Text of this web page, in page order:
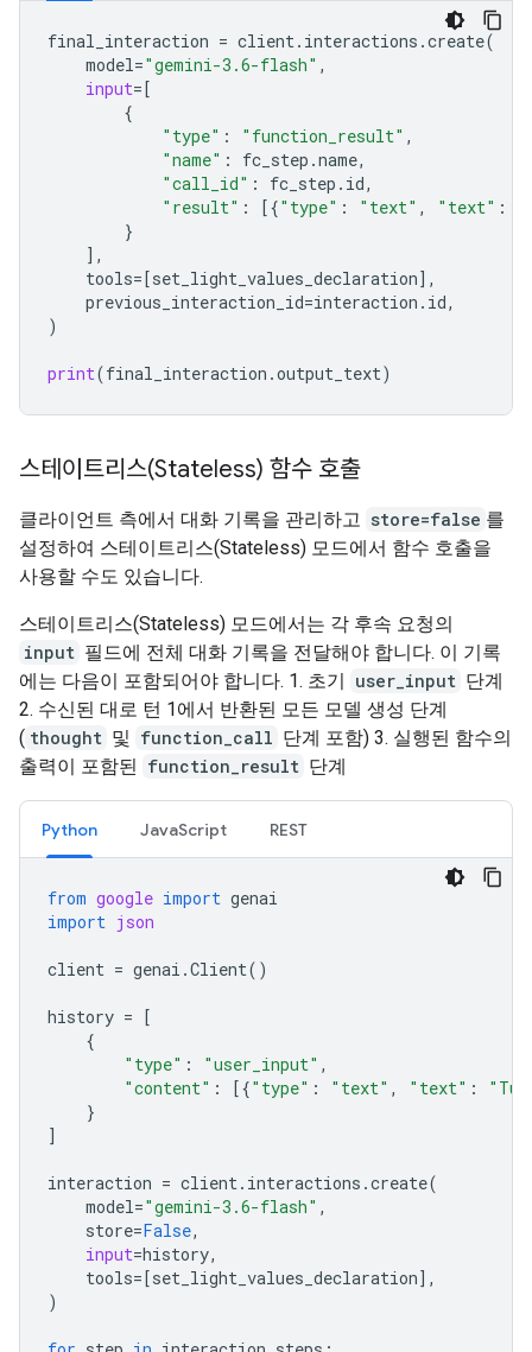
final_interaction = client. interactions .create(
model="gemini-3.6-flash" ,
input= [
{
"type" : "function_result" ,
"name" : fc_step .name,
"call_id" : fc_step . id,
"result" : [{"type" : "text" , "text" :
}
],
tools= [set_light_values_declaration],
previous_interaction_id=interaction . id,
)
print(final_interaction .output_text)
스테이트리스(Stateless) 함수 호출
클라이언트 측에서 대화 기록을 관리하고 store=false 를
설정하여 스테이트리스(Stateless) 모드에서 함수 호출을
사용할 수도 있습니다.
스테이트리스(Stateless) 모드에서는 각 후속 요청의
input 필드에 전체 대화 기록을 전달해야 합니다. 이 기록
에는 다음이 포함되어야 합니다. 1. 초기
user_input 단계
2. 수신된 대로 턴 1에서 반환된 모든 모델 생성 단계
( thought 및 function_call 단계 포함) 3. 실행된 함수의
출력이 포함된 function_result 단계
Python JavaScript REST
from google import genai
import json
client = genai .Client()
history =
[
{
"type" : "user_input" ,
"content" : [{"type" : "text" , "text" :
}
]
interaction = client. interactions .create(
model="gemini-3.6-flash" ,
store=False,
input=history,
tools= [set_light_values_declaration],
)